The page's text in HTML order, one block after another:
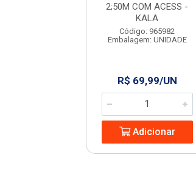
2;50M COM ACESS -
KALA
Código: 965982
Embalagem: UNIDADE
R$ 69,99/UN
Adicionar